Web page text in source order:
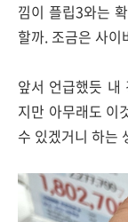
낌이 플립3와는
할까. 조금은 사
앞서 언급했듯 내
지만 아무래도 이
수 있겠거니 하는